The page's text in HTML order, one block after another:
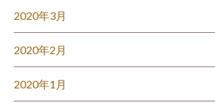
2020年3月
2020年2月
2020年1月